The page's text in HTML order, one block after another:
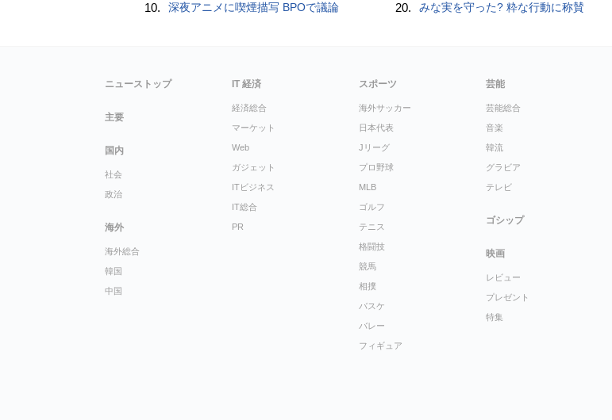
10. 深夜アニメに喫煙描写 BPOで議論 20. みな実を守った? 粋な行動に称賛
ニューストップ
主要
国内
社会
政治
海外
海外総合
韓国
中国
IT 経済
経済総合
マーケット
Web
ガジェット
ITビジネス
IT総合
PR
スポーツ
海外サッカー
日本代表
Jリーグ
プロ野球
MLB
ゴルフ
テニス
格闘技
競馬
相撲
バスケ
バレー
フィギュア
芸能
芸能総合
音楽
韓流
グラビア
テレビ
ゴシップ
映画
レビュー
プレゼント
特集